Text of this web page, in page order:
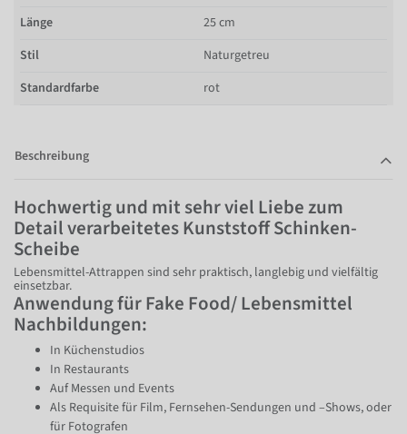
Länge
25 cm
Stil
Naturgetreu
Standardfarbe
rot
Beschreibung
Hochwertig und mit sehr viel Liebe zum
Detail verarbeitetes Kunststoff Schinken-
Scheibe
Lebensmittel-Attrappen sind sehr praktisch, langlebig und vielfältig
einsetzbar.
Anwendung für Fake Food/ Lebensmittel
Nachbildungen:
In Küchenstudios
In Restaurants
Auf Messen und Events
Als Requisite für Film, Fernsehen-Sendungen und –Shows, oder
für Fotografen